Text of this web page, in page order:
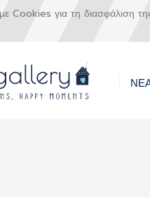
Cookies για τη διασφάλιση